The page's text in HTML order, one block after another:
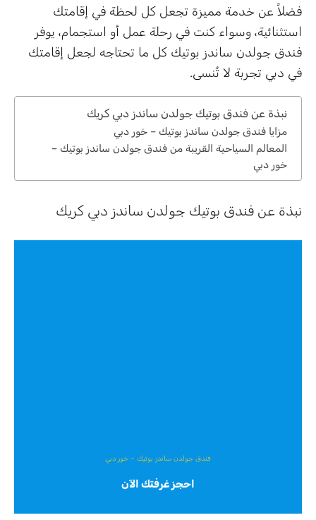
فضلاً عن خدمة مميزة تجعل كل لحظة في إقامتك
استثنائية، وسواء كنت في رحلة عمل أو استجمام، يوفر
فندق جولدن ساندز بوتيك كل ما تحتاجه لجعل إقامتك
في دبي تجربة لا تُنسى.
نبذة عن فندق بوتيك جولدن ساندز دبي كريك
مزايا فندق جولدن ساندز بوتيك – خور دبي
المعالم السياحية القريبة من فندق جولدن ساندز بوتيك –
خور دبي
نبذة عن فندق بوتيك جولدن ساندز دبي كريك
فندق جولدن ساندز بوتيك – خور دبي
احجز غرفتك الآن